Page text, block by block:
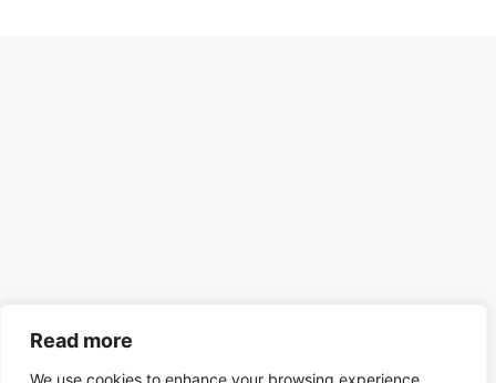
Read more
We use cookies to enhance your browsing experience,